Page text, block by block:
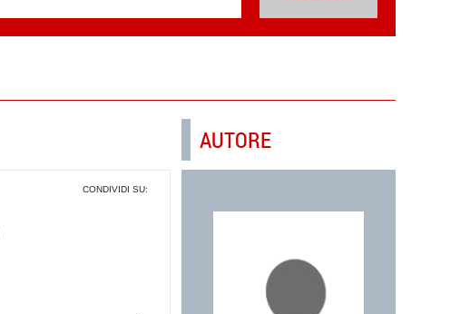
CONDIVIDI SU:
AUTORE